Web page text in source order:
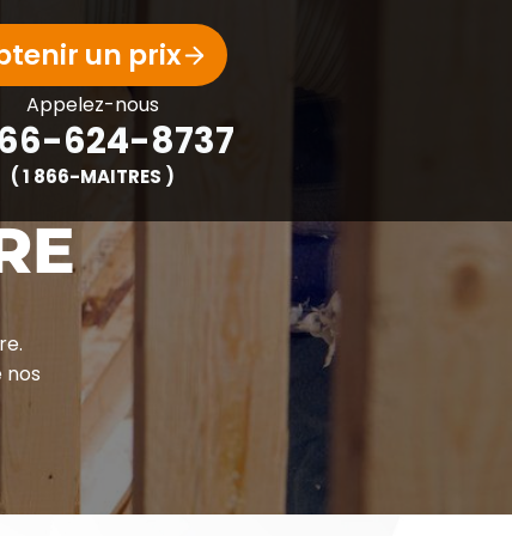
un prix
Appelez-nous
624-8737
( 1 866-MAITRES )
nos